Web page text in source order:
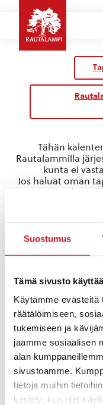
Suostumus
Tämä sivusto
Käytämme evästeitä
räätälöimiseen,
tukemiseen ja
jaamme sosiaalisen
alan
sivustoamme.
tietoja muihin
kerätty, kun olet
Tapahtumat
Tapahtumat
NoticeEi tuloksia.
Tuleva
Valitse
päivä.
EdellisetTapahtumat
Tähän
Rautalammilla
kunta ei
Jos haluat oman
jätä